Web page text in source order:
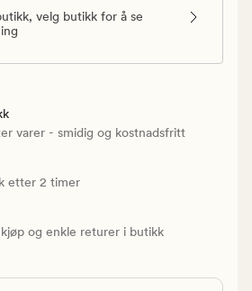
velg butikk for å se
varer - smidig og kostnadsfritt
etter 2 timer
og enkle returer i butikk